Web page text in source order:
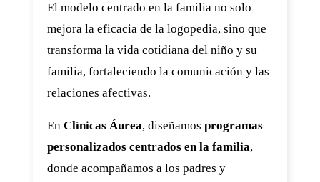
El modelo centrado en la familia no solo
mejora la eficacia de la logopedia, sino que
transforma la vida cotidiana del niño y su
familia, fortaleciendo la comunicación y las
relaciones afectivas.
En Clínicas Áurea, diseñamos programas
personalizados centrados en la familia,
donde acompañamos a los padres y